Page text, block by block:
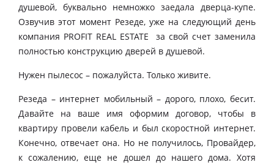
душевой, буквально немножко заедала дверца-купе.
Озвучив этот момент Резеде, уже на следующий день
компания PROFIT REAL ESTATE за свой счет заменила
полностью конструкцию дверей в душевой.
Нужен пылесос – пожалуйста. Только живите.
Резеда – интернет мобильный – дорого, плохо, бесит.
Давайте на ваше имя оформим договор, чтобы в
квартиру провели кабель и был скоростной интернет.
Конечно, отвечает она. Но не получилось, Провайдер,
к сожалению, еще не дошел до нашего дома. Хотя